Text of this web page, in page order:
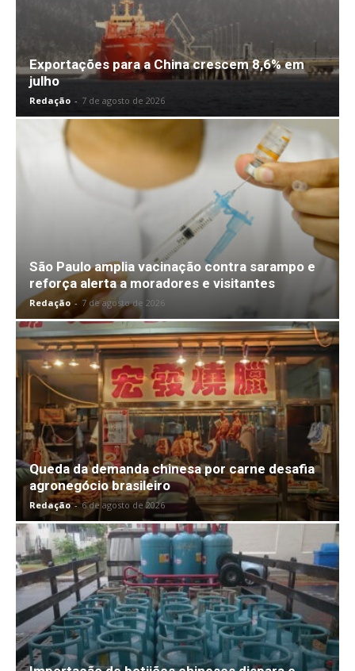
Exportações para a China crescem 8,6% em
julho
Redação - 7 de agosto de 2026
São Paulo amplia vacinação contra sarampo e
reforça alerta a moradores e visitantes
Redação - 7 de agosto de 2026
Queda da demanda chinesa por carne desafia
agronegócio brasileiro
Redação - 6 de agosto de 2026